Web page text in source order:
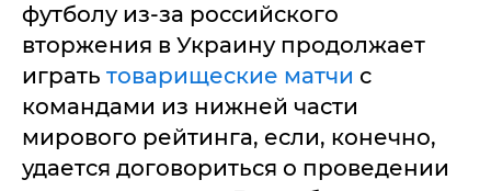
футболу из-за российского
вторжения в Украину продолжает
играть товарищеские матчи с
командами из нижней части
мирового рейтинга, если, конечно,
удается договориться о проведении